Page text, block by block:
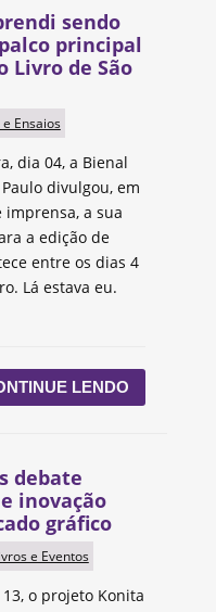
sendo
principal
Livro de São
Ensaios
dia 04, a Bienal
divulgou, em
imprensa, a sua
a edição de
entre os dias 4
Lá estava eu.
LENDO
debate
inovação
gráfico
e Eventos
o projeto Konita